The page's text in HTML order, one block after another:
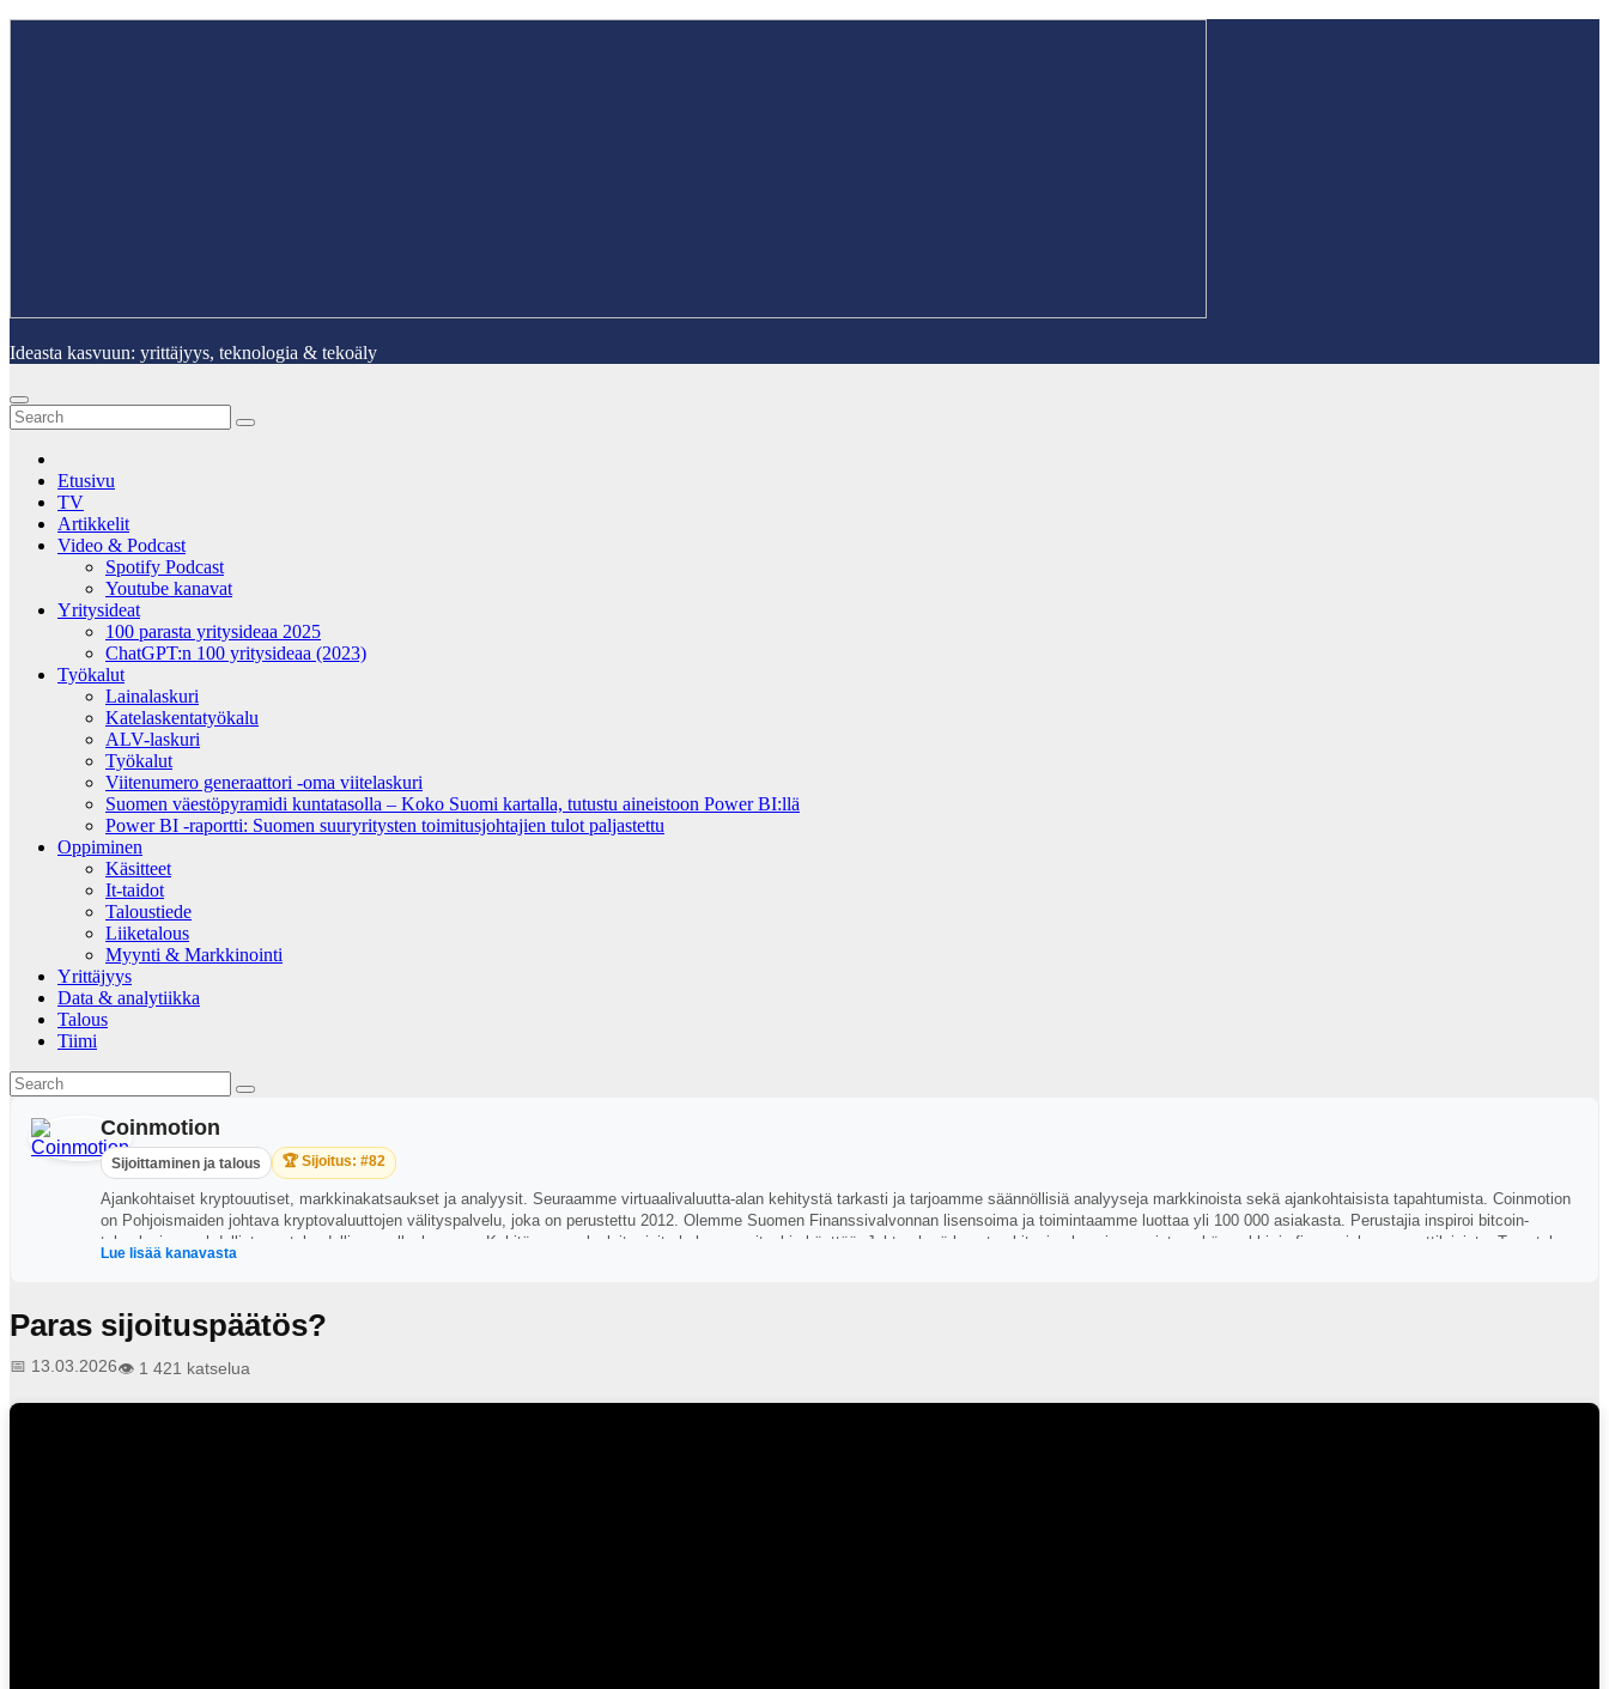
Ideasta kasvuun: yrittäjyys, teknologia & tekoäly
Etusivu
TV
Artikkelit
Video & Podcast
Spotify Podcast
Youtube kanavat
Yritysideat
100 parasta yritysideaa 2025
ChatGPT:n 100 yritysideaa (2023)
Työkalut
Lainalaskuri
Katelaskentatyökalu
ALV-laskuri
Työkalut
Viitenumero generaattori -oma viitelaskuri
Suomen väestöpyramidi kuntatasolla – Koko Suomi kartalla, tutustu aineistoon Power BI:llä
Power BI -raportti: Suomen suuryritysten toimitusjohtajien tulot paljastettu
Oppiminen
Käsitteet
It-taidot
Taloustiede
Liiketalous
Myynti & Markkinointi
Yrittäjyys
Data & analytiikka
Talous
Tiimi
Coinmotion
Sijoittaminen ja talous 🏆 Sijoitus: #82
Ajankohtaiset kryptouutiset, markkinakatsaukset ja analyysit. Seuraamme virtuaalivaluutta-alan kehitystä tarkasti ja tarjoamme säännöllisiä analyyseja markkinoista sekä ajankohtaisista tapahtumista. Coinmotion
on Pohjoismaiden johtava kryptovaluuttojen välityspalvelu, joka on perustettu 2012. Olemme Suomen Finanssivalvonnan lisensoima ja toimintaamme luottaa yli 100 000 asiakasta. Perustajia inspiroi bitcoin-
teknologian mahdollistama taloudellinen vallankumous. Kehitämme palveluita, joita haluamme itsekin käyttää. Johtoryhmä koostuu bitcoin-alan pioneereista sekä pankki- ja finanssialan ammattilaisista. Tervetuloa
mukaan matkaamme kryptovaluuttojen tapahtumarikkaaseen maailmaan!
Lue lisää kanavasta
Paras sijoituspäätös?
📅 13.03.2026👁️ 1 421 katselua